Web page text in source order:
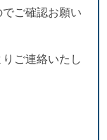
ご確認お願い
りご連絡いたし